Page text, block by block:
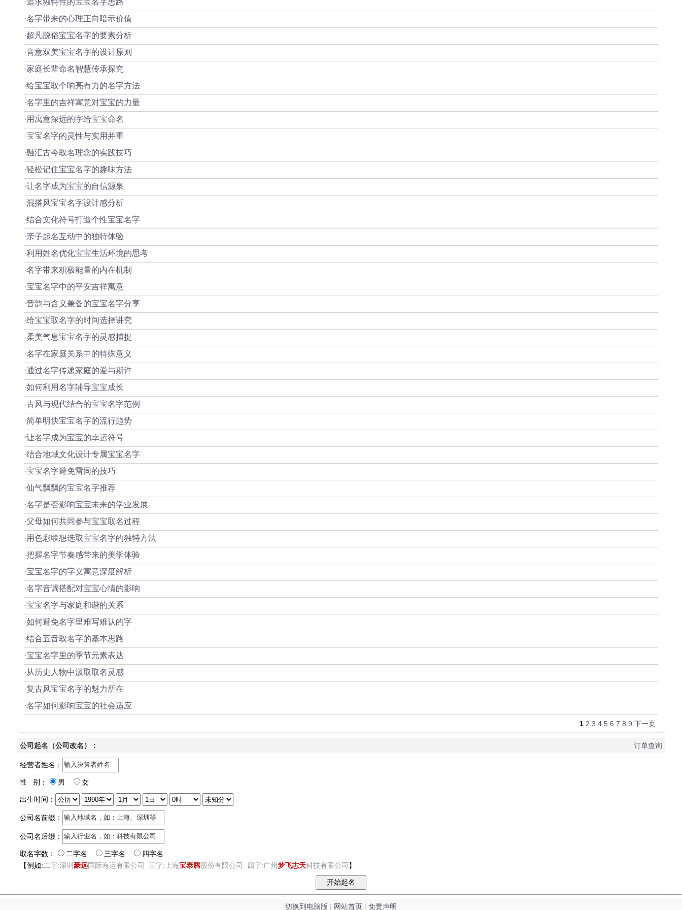
·追求独特性的宝宝名字思路
·名字带来的心理正向暗示价值
·超凡脱俗宝宝名字的要素分析
·音意双美宝宝名字的设计原则
·家庭长辈命名智慧传承探究
·给宝宝取个响亮有力的名字方法
·名字里的吉祥寓意对宝宝的力量
·用寓意深远的字给宝宝命名
·宝宝名字的灵性与实用并重
·融汇古今取名理念的实践技巧
·轻松记住宝宝名字的趣味方法
·让名字成为宝宝的自信源泉
·混搭风宝宝名字设计感分析
·结合文化符号打造个性宝宝名字
·亲子起名互动中的独特体验
·利用姓名优化宝宝生活环境的思考
·名字带来积极能量的内在机制
·宝宝名字中的平安吉祥寓意
·音韵与含义兼备的宝宝名字分享
·给宝宝取名字的时间选择讲究
·柔美气息宝宝名字的灵感捕捉
·名字在家庭关系中的特殊意义
·通过名字传递家庭的爱与期许
·如何利用名字辅导宝宝成长
·古风与现代结合的宝宝名字范例
·简单明快宝宝名字的流行趋势
·让名字成为宝宝的幸运符号
·结合地域文化设计专属宝宝名字
·宝宝名字避免雷同的技巧
·仙气飘飘的宝宝名字推荐
·名字是否影响宝宝未来的学业发展
·父母如何共同参与宝宝取名过程
·用色彩联想选取宝宝名字的独特方法
·把握名字节奏感带来的美学体验
·宝宝名字的字义寓意深度解析
·名字音调搭配对宝宝心情的影响
·宝宝名字与家庭和谐的关系
·如何避免名字里难写难认的字
·结合五音取名字的基本思路
·宝宝名字里的季节元素表达
·从历史人物中汲取取名灵感
·复古风宝宝名字的魅力所在
·名字如何影响宝宝的社会适应
1 2 3 4 5 6 7 8 9 下一页
公司起名（公司改名）： 订单查询
经营者姓名：
性 别： 男 女
出生时间：
公司名前缀：
公司名后缀：
取名字数： 二字名 三字名
四字名
【例如:二字:深圳 豪远国际海运有限公司 三字:上海宝泰腾股份有限公司 四字:广州梦飞志天科技有限公司 】
切换到电脑版 | 网站首页 | 免责声明